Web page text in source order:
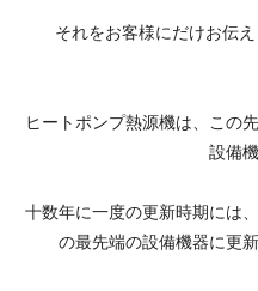
それをお客様にだけお伝
ヒートポンプ熱源機は、この
設備
十数年に一度の更新時期には
の最先端の設備機器に更